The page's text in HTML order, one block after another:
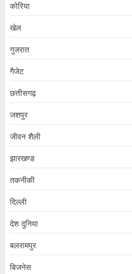
कोरिया
खेल
गुजरात
गैजेट
छत्तीसगढ़
जशपुर
जीवन शैली
झारखण्ड
तकनीकी
दिल्ली
देश दुनिया
बलरामपुर
बिजनेस